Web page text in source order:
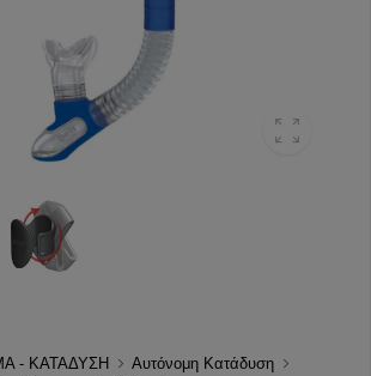
- ΚΑΤΑΔΥΣΗ
Αυτόνομη Κατάδυση